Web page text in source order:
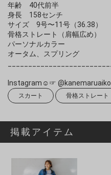
年齢 40代前半
身長 158センチ
サイズ 9号〜11号（36.38）
骨格ストレート（肩幅広め）
パーソナルカラー
オータム、スプリング
Instagram☺︎☞ @kanemaruaiko
スカート 骨格ストレート
掲載アイテム